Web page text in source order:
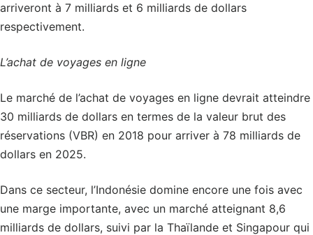
arriveront à 7 milliards et 6 milliards de dollars
respectivement.
L’achat de voyages en ligne
Le marché de l’achat de voyages en ligne devrait atteindre
30 milliards de dollars en termes de la valeur brut des
réservations (VBR) en 2018 pour arriver à 78 milliards de
dollars en 2025.
Dans ce secteur, l’Indonésie domine encore une fois avec
une marge importante, avec un marché atteignant 8,6
milliards de dollars, suivi par la Thaïlande et Singapour qui